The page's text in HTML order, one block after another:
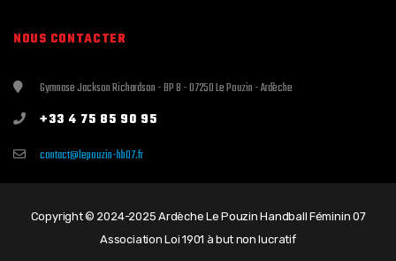
NOUS CONTACTER
Gymnase Jackson Richardson - BP 8 - 07250 Le Pouzin - Ardèche
+33 4 75 85 90 95
contact@lepouzin-hb07.fr
Copyright © 2024-2025 Ardèche Le Pouzin Handball Féminin 07
Association Loi 1901 à but non lucratif